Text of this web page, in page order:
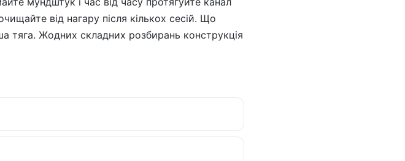
від нагару після кількох сесій. Що
тяга. Жодних складних розбирань конструкція